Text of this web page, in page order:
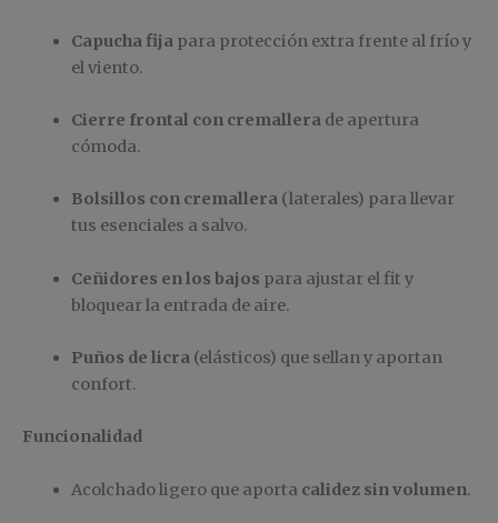
Capucha fijapara protección extra frente al frío y
el viento.
Cierre frontal con cremallerade apertura
cómoda.
Bolsillos con cremallera(laterales) para llevar
tus esenciales a salvo.
Ceñidores en los bajos para ajustar el fit y
bloquear la entrada de aire.
Puños de licra(elásticos) que sellan y aportan
confort.
Funcionalidad
Acolchado ligero que aporta calidez sin volumen.